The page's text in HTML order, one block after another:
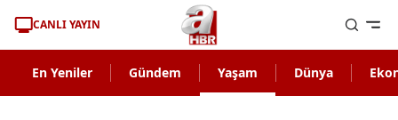
CANLI YAYIN
En Yeniler Gündem Yaşam Dünya